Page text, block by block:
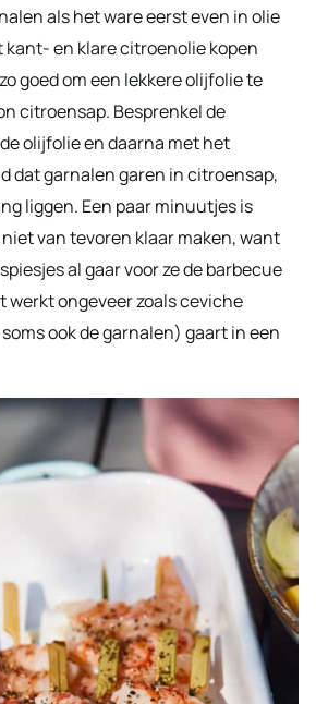
als het ware eerst even in olie
kant- en klare citroenolie kopen
goed om een lekkere olijfolie te
citroensap. Besprenkel de
olijfolie en daarna met het
dat garnalen garen in citroensap,
liggen. Een paar minuutjes is
van tevoren klaar maken, want
al gaar voor ze de barbecue
werkt ongeveer zoals ceviche
ook de garnalen) gaart in een